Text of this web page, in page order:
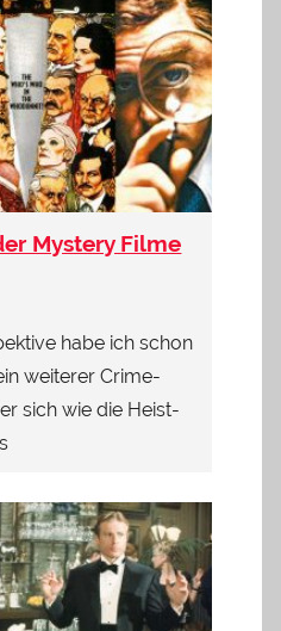
Mystery Filme
habe ich schon
weiterer Crime-
sich wie die Heist-